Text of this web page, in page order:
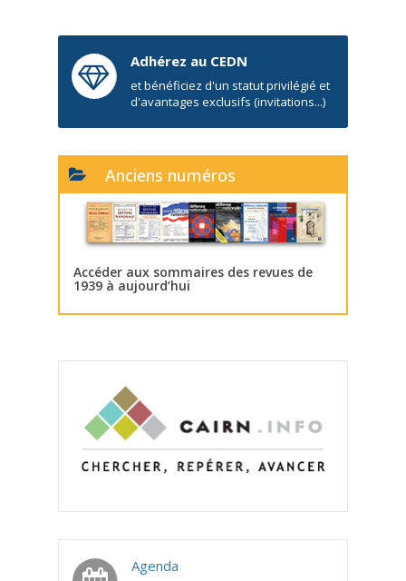
Adhérez au CEDN
et bénéficiez d'un statut privilégié et
d'avantages exclusifs (invitations...)
Anciens numéros
Accéder aux sommaires des revues de
1939 à aujourd’hui
Agenda